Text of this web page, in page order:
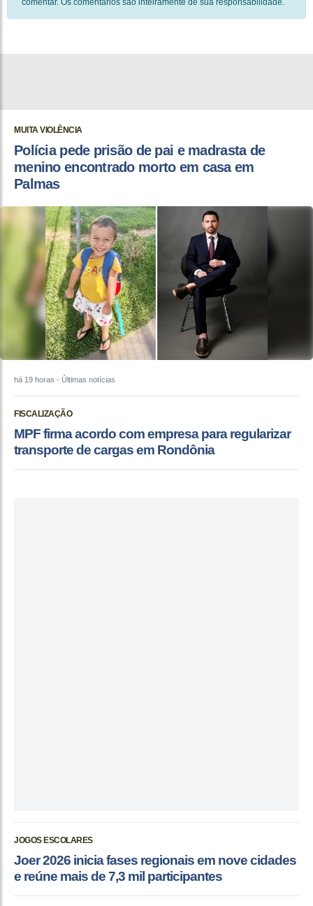
comentar. Os comentários são inteiramente de sua responsabilidade.
MUITA VIOLÊNCIA
Polícia pede prisão de pai e madrasta de
menino encontrado morto em casa em
Palmas
há 19 horas - Últimas notícias
FISCALIZAÇÃO
MPF firma acordo com empresa para regularizar
transporte de cargas em Rondônia
JOGOS ESCOLARES
Joer 2026 inicia fases regionais em nove cidades
e reúne mais de 7,3 mil participantes